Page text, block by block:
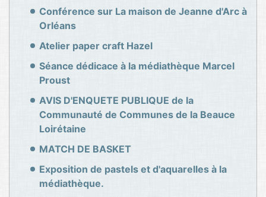
Conférence sur La maison de Jeanne d'Arc à
Orléans
Atelier paper craft Hazel
Séance dédicace à la médiathèque Marcel
Proust
AVIS D'ENQUETE PUBLIQUE de la
Communauté de Communes de la Beauce
Loirétaine
MATCH DE BASKET
Exposition de pastels et d'aquarelles à la
médiathèque.